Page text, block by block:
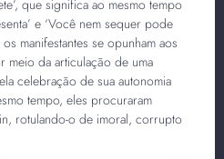
que significa ao mesmo tempo
e ‘Você nem sequer pode
manifestantes se opunham aos
da articulação de uma
celebração de sua autonomia
tempo, eles procuraram
rotulando-o de imoral, corrupto